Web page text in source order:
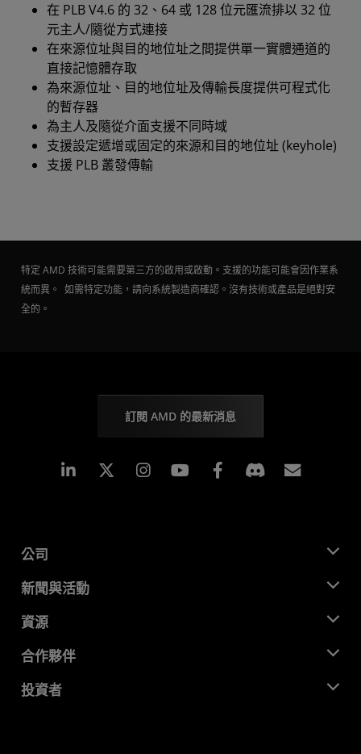
在 PLB V4.6 的 32、64 或 128 位元匯流排以 32 位
元主人/隨從方式連接
在來源位址與目的地位址之間提供單一實體通道的
直接記憶體存取
為來源位址、目的地位址及傳輸長度提供可程式化
的暫存器
為主人及隨從介面支援不同時域
支援設定遞增或固定的來源和目的地位址 (keyhole)
支援 PLB 叢發傳輸
特定 AMD 技術可能需要第三方的啟用或啟動。支援的功能可能會因作業系
統而異。 如需特定功能，請向系統製造商確認。沒有技術或產品是絕對安
全的。
訂閱 AMD 的最新消息
Linkedin Instagram Facebook
公司
關於 AMD
企業責任
招聘
聯絡我們
新聞與活動
新聞室
媒體庫
資源
開發者中心
案例研究
合作夥伴
AMD 合作夥伴中心
投資者